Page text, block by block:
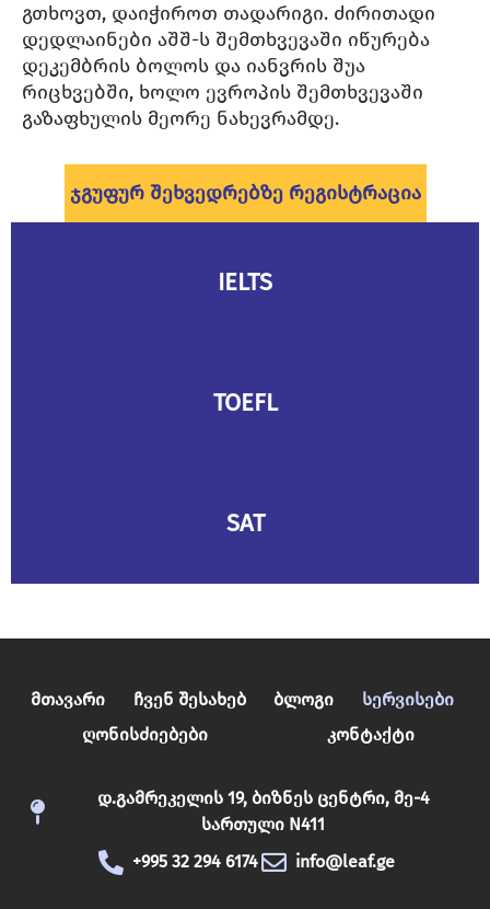
გთხოვთ, დაიჭიროთ თადარიგი. ძირითადი
დედლაინები აშშ-ს შემთხვევაში იწურება
დეკემბრის ბოლოს და იანვრის შუა
რიცხვებში, ხოლო ევროპის შემთხვევაში
გაზაფხულის მეორე ნახევრამდე.
Ჯგუფურ Შეხვედრებზე Რეგისტრაცია
IELTS
TOEFL
SAT
Მთავარი Ჩვენ Შესახებ Ბლოგი
Სერვისები
Ღონისძიებები
Კონტაქტი
დ.გამრეკელის 19, ბიზნეს ცენტრი, მე-4
სართული N411
+995 32 294 6174
info@leaf.ge